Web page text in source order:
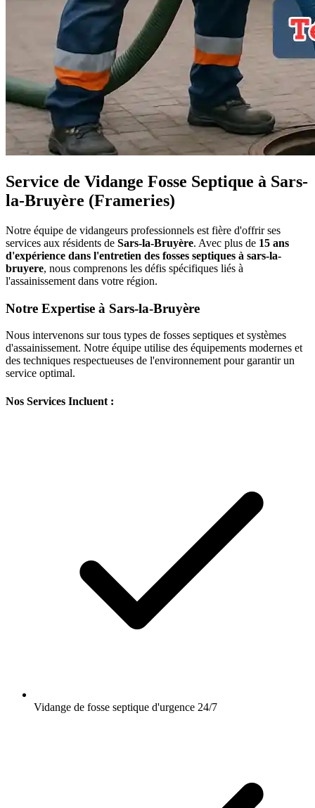
Service de Vidange Fosse Septique à Sars-
la-Bruyère (Frameries)
Notre équipe de vidangeurs professionnels est fière d'offrir ses
services aux résidents de Sars-la-Bruyère. Avec plus de 15 ans
d'expérience dans l'entretien des fosses septiques à sars-la-
bruyere, nous comprenons les défis spécifiques liés à
l'assainissement dans votre région.
Notre Expertise à Sars-la-Bruyère
Nous intervenons sur tous types de fosses septiques et systèmes
d'assainissement. Notre équipe utilise des équipements modernes et
des techniques respectueuses de l'environnement pour garantir un
service optimal.
Nos Services Incluent :
Vidange de fosse septique d'urgence 24/7